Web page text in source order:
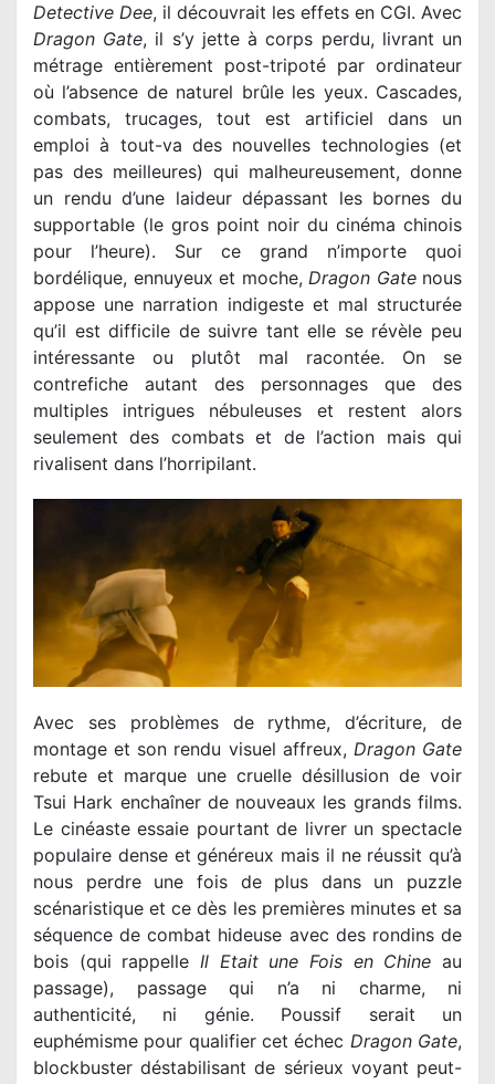
Detective Dee, il découvrait les effets en CGI. Avec
Dragon Gate, il s’y jette à corps perdu, livrant un
métrage entièrement post-tripoté par ordinateur
où l’absence de naturel brûle les yeux. Cascades,
combats, trucages, tout est artificiel dans un
emploi à tout-va des nouvelles technologies (et
pas des meilleures) qui malheureusement, donne
un rendu d’une laideur dépassant les bornes du
supportable (le gros point noir du cinéma chinois
pour l’heure). Sur ce grand n’importe quoi
bordélique, ennuyeux et moche, Dragon Gatenous
appose une narration indigeste et mal structurée
qu’il est difficile de suivre tant elle se révèle peu
intéressante ou plutôt mal racontée. On se
contrefiche autant des personnages que des
multiples intrigues nébuleuses et restent alors
seulement des combats et de l’action mais qui
rivalisent dans l’horripilant.
Avec ses problèmes de rythme, d’écriture, de
montage et son rendu visuel affreux, Dragon Gate
rebute et marque une cruelle désillusion de voir
Tsui Hark enchaîner de nouveaux les grands films.
Le cinéaste essaie pourtant de livrer un spectacle
populaire dense et généreux mais il ne réussit qu’à
nous perdre une fois de plus dans un puzzle
scénaristique et ce dès les premières minutes et sa
séquence de combat hideuse avec des rondins de
bois (qui rappelle Il Etait une Fois en Chine au
passage), passage qui n’a ni charme, ni
authenticité, ni génie. Poussif serait un
euphémisme pour qualifier cet échec Dragon Gate,
blockbuster déstabilisant de sérieux voyant peut-